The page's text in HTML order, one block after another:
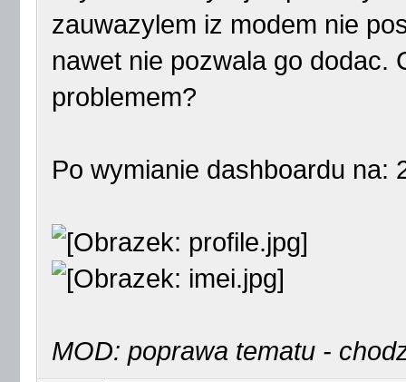
zauwazylem iz modem nie
nawet nie pozwala go dodac.
problemem?
Po wymianie dashboardu na:
MOD: poprawa tematu -